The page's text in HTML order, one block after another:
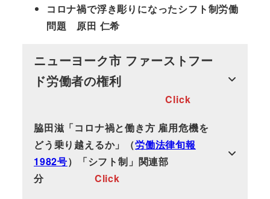
コロナ禍で浮き彫りになったシフト制労働
問題 原田 仁希
ニューヨーク市 ファーストフー
ド労働者の権利
Click
脇田滋「コロナ禍と働き方 雇用危機を
どう乗り越えるか」（労働法律旬報
1982号）「シフト制」関連部
分
Click